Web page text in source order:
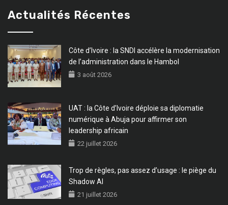
Actualités Récentes
Côte d’Ivoire : la SNDI accélère la modernisation
de l’administration dans le Hambol
3 août 2026
UAT : la Côte d’Ivoire déploie sa diplomatie
numérique à Abuja pour affirmer son
leadership africain
22 juillet 2026
Trop de règles, pas assez d’usage : le piège du
Shadow AI
21 juillet 2026